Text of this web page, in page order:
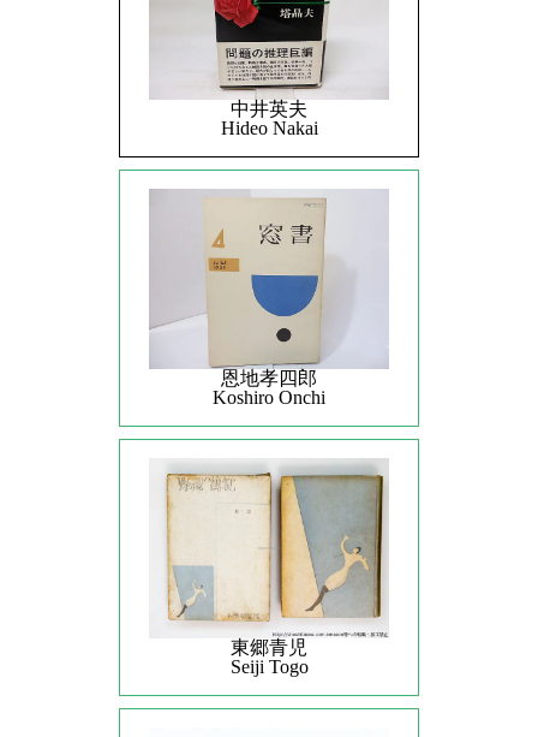
中井英夫
Hideo Nakai
恩地孝四郎
Koshiro Onchi
東郷青児
Seiji Togo